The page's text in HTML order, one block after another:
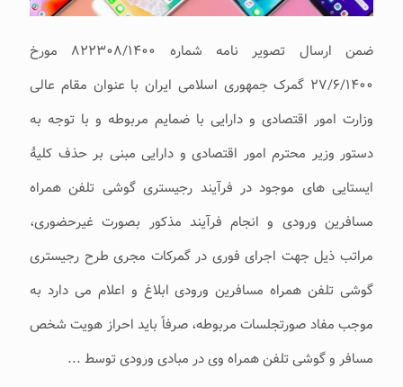
ضمن ارسال تصویر نامه شماره ۸۲۲۳۰۸/۱۴۰۰ مورخ
۲۷/۶/۱۴۰۰ گمرک جمهوری اسلامی ایران با عنوان مقام عالی
وزارت امور اقتصادی و دارایی با ضمایم مربوطه و با توجه به
دستور وزیر محترم امور اقتصادی و دارایی مبنی بر حذف کلیۀ
ایستایی های موجود در فرآیند رجیستری گوشی تلفن همراه
مسافرین ورودی و انجام فرآیند مذکور بصورت غیرحضوری،
مراتب ذیل جهت اجرای فوری در گمرکات مجری طرح رجیستری
گوشی تلفن همراه مسافرین ورودی ابلاغ و اعلام می دارد به
موجب مفاد صورتجلسات مربوطه، صرفاً باید احراز هویت شخص
مسافر و گوشی تلفن همراه وی در مبادی ورودی توسط ...